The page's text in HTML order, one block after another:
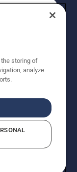
the storing of
analyze